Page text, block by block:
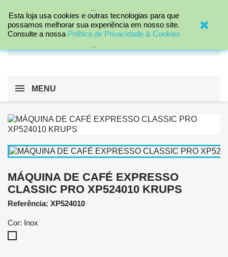

MENU
MÁQUINA DE CAFÉ EXPRESSO
CLASSIC PRO XP524010 KRUPS
Referência: XP524010
Cor: Inox
Esta loja usa cookies e outras tecnologias para que
possamos melhorar sua experiência em nosso site.
Consulte a nossa Política de Privacidade & Cookies